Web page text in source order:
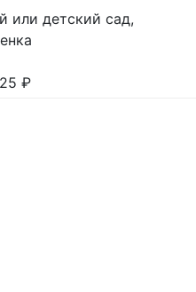
или детский сад,
₽